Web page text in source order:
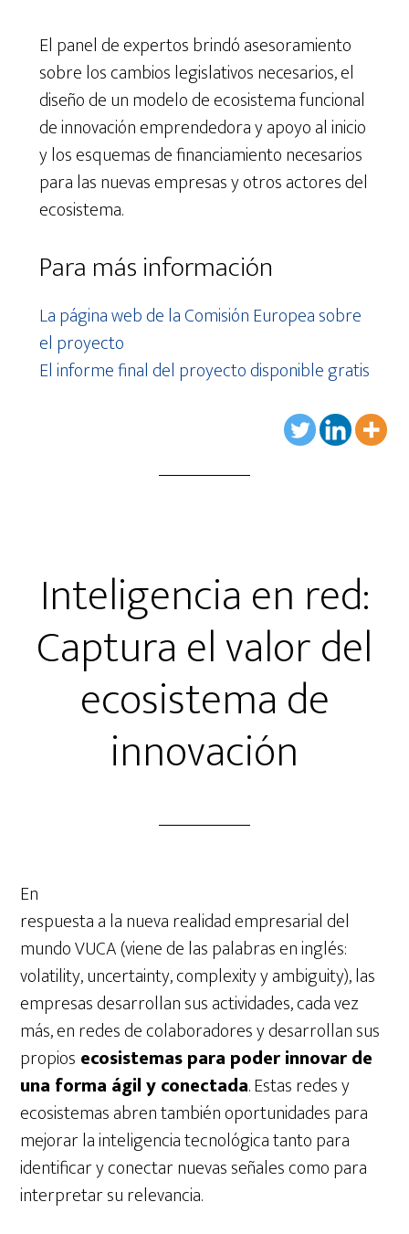
El panel de expertos brindó asesoramiento
sobre los cambios legislativos necesarios, el
diseño de un modelo de ecosistema funcional
de innovación emprendedora y apoyo al inicio
y los esquemas de financiamiento necesarios
para las nuevas empresas y otros actores del
ecosistema.
Para más información
La página web de la Comisión Europea sobre
el proyecto
El informe final del proyecto disponible gratis
Inteligencia en red:
Captura el valor del
ecosistema de
innovación
En
respuesta a la nueva realidad empresarial del
mundo VUCA (viene de las palabras en inglés:
volatility, uncertainty, complexity y ambiguity), las
empresas desarrollan sus actividades, cada vez
más, en redes de colaboradores y desarrollan sus
propios ecosistemas para poder innovar de
una forma ágil y conectada. Estas redes y
ecosistemas abren también oportunidades para
mejorar la inteligencia tecnológica tanto para
identificar y conectar nuevas señales como para
interpretar su relevancia.